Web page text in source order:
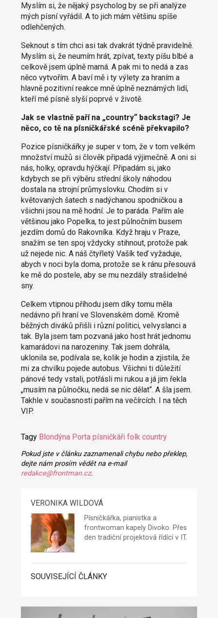
Myslím si, že nějaký psycholog by se při analýze
mých písní vyřádil. A to jich mám většinu spíše
odlehčených.
Seknout s tím chci asi tak dvakrát týdně pravidelně.
Myslím si, že neumím hrát, zpívat, texty píšu blbé a
celkově jsem úplně marná. A pak mi to nedá a zas
něco vytvořím. A baví mě i ty výlety za hraním a
hlavně pozitivní reakce mně úplně neznámých lidí,
kteří mé písně slyší poprvé v životě.
Jak se vlastně paří na „country“ backstagi? Je
něco, co tě na písničkářské scéně překvapilo?
Pozice písničkářky je super v tom, že v tom velkém
množství mužů si člověk připadá výjimečně. A oni si
nás, holky, opravdu hýčkají. Připadám si, jako
kdybych se při výběru střední školy náhodou
dostala na strojní průmyslovku. Chodím si v
květovaných šatech s nadýchanou spodničkou a
všichni jsou na mě hodní. Je to paráda. Pařím ale
většinou jako Popelka, to jest půlnočním busem
jezdím domů do Rakovníka. Když hraju v Praze,
snažím se ten spoj vždycky stihnout, protože pak
už nejede nic. A náš čtyřletý Vašík teď vyžaduje,
abych v noci byla doma, protože se k ránu přesouvá
ke mě do postele, aby se mu nezdály strašidelné
sny.
Celkem vtipnou příhodu jsem díky tomu měla
nedávno při hraní ve Slovenském domě. Kromě
běžných diváků přišli i různí politici, velvyslanci a
tak. Byla jsem tam pozvaná jako host hrát jednomu
kamarádovi na narozeniny. Tak jsem dohrála,
uklonila se, podívala se, kolik je hodin a zjistila, že
mi za chvilku pojede autobus. Všichni ti důležití
pánové tedy vstali, potřásli mi rukou a já jim řekla
„musím na půlnočku, nedá se nic dělat“. A šla jsem.
Takhle v současnosti pařím na večírcích. I na těch
VIP.
Tagy Blondýna Porta písničkáři folk country
Pokud jste v článku zaznamenali chybu nebo překlep,
dejte nám prosím vědět na e-mail
redakce@frontman.cz.
VERONIKA WILDOVÁ
Písničkářka, pianistka a
frontwoman kapely Divoko. Přes
den tradiční projektová řídící v IT.
SOUVISEJÍCÍ ČLÁNKY